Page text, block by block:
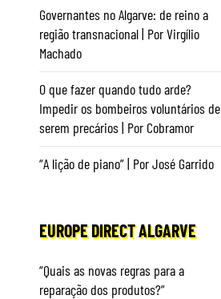
Governantes no Algarve: de reino a
região transnacional | Por Virgílio
Machado
O que fazer quando tudo arde?
Impedir os bombeiros voluntários de
serem precários | Por Cobramor
“A lição de piano” | Por José Garrido
EUROPE DIRECT ALGARVE
“Quais as novas regras para a
reparação dos produtos?”